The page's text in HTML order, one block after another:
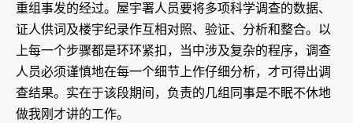
重组事发的经过。屋宇署人员要将多项科学调查的数据、
证人供词及楼宇纪录作互相对照、验证、分析和整合。以
上每一个步骤都是环环紧扣，当中涉及复杂的程序，调查
人员必须谨慎地在每一个细节上作仔细分析，才可得出调
查结果。实在于该段期间，负责的几组同事是不眠不休地
做我刚才讲的工作。